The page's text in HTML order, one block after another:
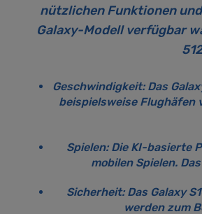
nützlichen Funktionen
Galaxy-Modell verfügbar
Geschwindigkeit:Das
beispielsweise Flughäfen
Spielen:Die KI-basierte
mobilen Spielen.
Sicherheit:Das Galaxy
werden zum